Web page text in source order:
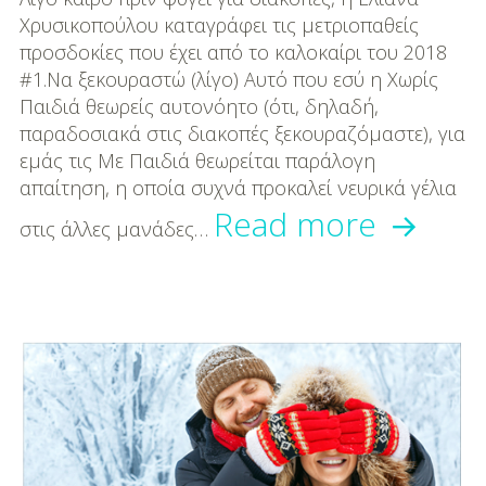
Χρυσικοπούλου καταγράφει τις μετριοπαθείς
προσδοκίες που έχει από το καλοκαίρι του 2018
#1.Να ξεκουραστώ (λίγο) Αυτό που εσύ η Χωρίς
Παιδιά θεωρείς αυτονόητο (ότι, δηλαδή,
παραδοσιακά στις διακοπές ξεκουραζόμαστε), για
εμάς τις Με Παιδιά θεωρείται παράλογη
απαίτηση, η οποία συχνά προκαλεί νευρικά γέλια
στις άλλες μανάδες… Read more 5
έχω
από
τις